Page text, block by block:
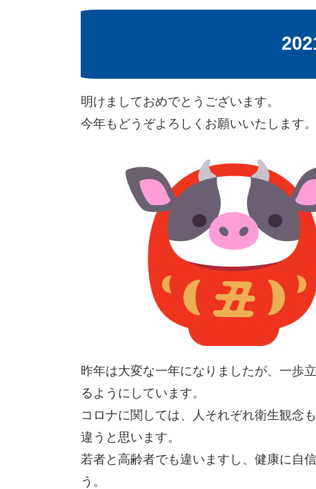
明けましておめでとうございます。
今年もどうぞよろしくお願いいたします。
昨年は大変な一年になりましたが、一歩
るようにしています。
コロナに関しては、人それぞれ衛生観念
違うと思います。
若者と高齢者でも違いますし、健康に自
う。